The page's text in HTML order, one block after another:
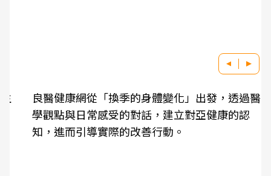
良醫健康網從「換季的身體變化」出發，透過醫
學觀點與日常感受的對話，建立對亞健康的認
知，進而引導實際的改善行動。